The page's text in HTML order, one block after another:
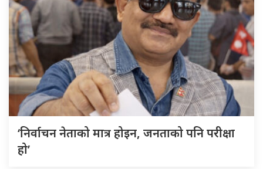
‘निर्वाचन नेताको मात्र होइन, जनताको पनि परीक्षा
हो’